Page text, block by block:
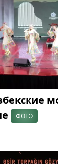
ФОТО